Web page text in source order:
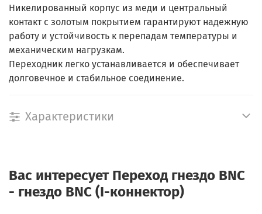
Никелированный корпус из меди и центральный
контакт с золотым покрытием гарантируют надежную
работу и устойчивость к перепадам температуры и
механическим нагрузкам.
Переходник легко устанавливается и обеспечивает
долговечное и стабильное соединение.
Характеристики
Вас интересует Переход гнездо BNC
- гнездо BNC (I-коннектор)